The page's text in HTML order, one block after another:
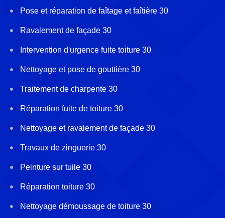
Pose et réparation de faîtage et faîtière 30
Ravalement de façade 30
Intervention d'urgence fuite toiture 30
Nettoyage et pose de gouttière 30
Traitement de charpente 30
Réparation fuite de toiture 30
Nettoyage et ravalement de façade 30
Travaux de zinguerie 30
Peinture sur tuile 30
Réparation toiture 30
Nettoyage démoussage de toiture 30